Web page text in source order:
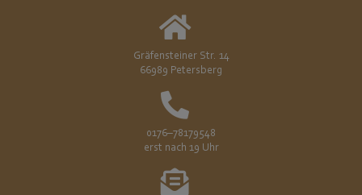
Gräfensteiner Str. 14
66989 Petersberg
0176–78179548
erst nach 19 Uhr